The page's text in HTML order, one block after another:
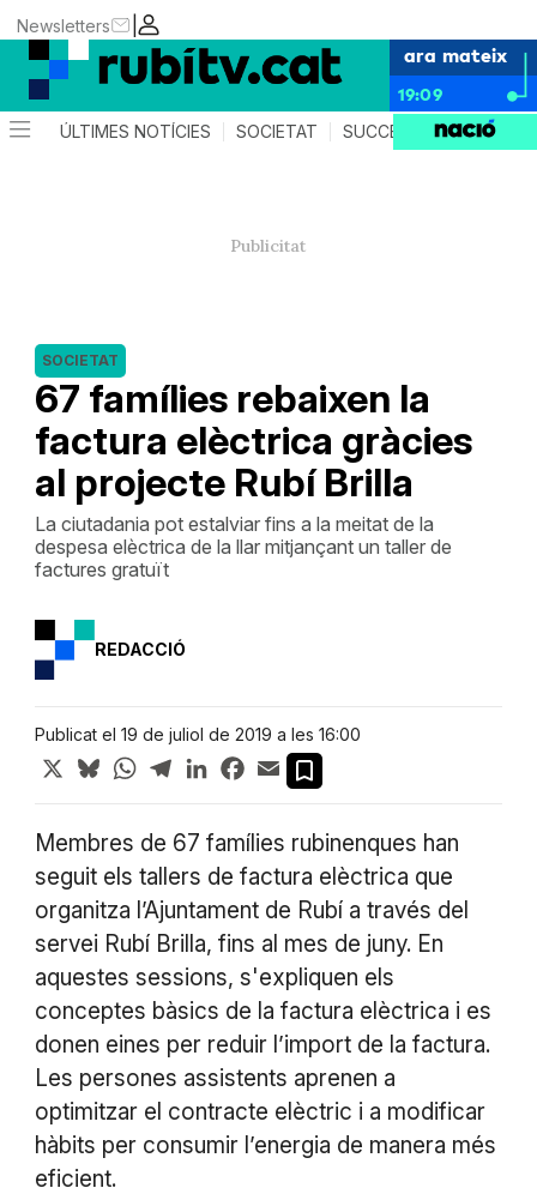
|
Newsletters
ara mateix
19:09
ÚLTIMES NOTÍCIES SOCIETAT SUCCESSOS
67 famílies rebaixen la
factura elèctrica gràcies
al projecte Rubí Brilla
SOCIETAT
La ciutadania pot estalviar fins a la meitat de la
despesa elèctrica de la llar mitjançant un taller de
factures gratuït
REDACCIÓ
Publicat el 19 de juliol de 2019 a les 16:00
X BlueskyWhatsApp
TelegramLinkedInFacebook
Email
Membres de 67 famílies rubinenques han
seguit els tallers de factura elèctrica que
organitza l’Ajuntament de Rubí a través del
servei Rubí Brilla, fins al mes de juny. En
aquestes sessions, s'expliquen els
conceptes bàsics de la factura elèctrica i es
donen eines per reduir l’import de la factura.
Les persones assistents aprenen a
optimitzar el contracte elèctric i a modificar
hàbits per consumir l’energia de manera més
eficient.